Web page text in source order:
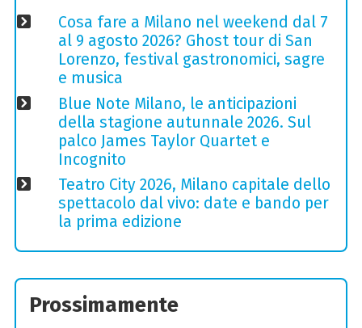
Cosa fare a Milano nel weekend dal 7
al 9 agosto 2026? Ghost tour di San
Lorenzo, festival gastronomici, sagre
e musica
Blue Note Milano, le anticipazioni
della stagione autunnale 2026. Sul
palco James Taylor Quartet e
Incognito
Teatro City 2026, Milano capitale dello
spettacolo dal vivo: date e bando per
la prima edizione
Prossimamente